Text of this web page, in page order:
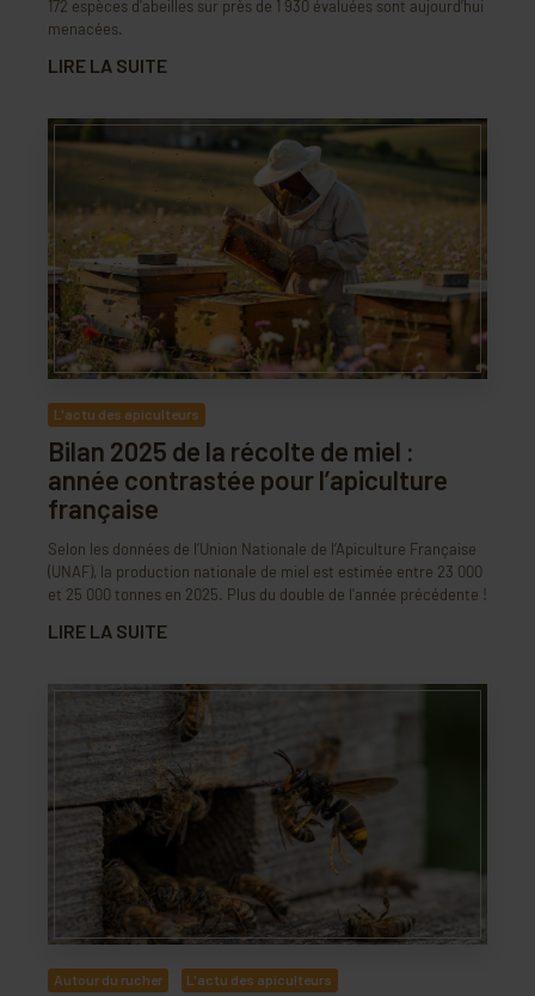
172 espèces d'abeilles sur près de 1 930 évaluées sont aujourd’hui
menacées.
LIRE LA SUITE
L'actu des apiculteurs
Bilan 2025 de la récolte de miel :
année contrastée pour l’apiculture
française
Selon les données de l’Union Nationale de l’Apiculture Française
(UNAF), la production nationale de miel est estimée entre 23 000
et 25 000 tonnes en 2025. Plus du double de l'année précédente !
LIRE LA SUITE
Autour du rucher L'actu des apiculteurs